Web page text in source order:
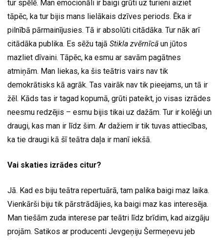
tur spēlē. Man emocionāli ir baigi grūti uz turieni aiziet
tāpēc, ka tur bijis mans lielākais dzīves periods. Ēka ir
pilnībā pārmainījusies. Tā ir absolūti citādāka. Tur nāk arī
citādāka publika. Es sēžu tajā Stikla zvērnīcā un jūtos
mazliet dīvaini. Tāpēc, ka esmu ar savām pagātnes
atmiņām. Man liekas, ka šis teātris vairs nav tik
demokrātisks kā agrāk. Tas vairāk nav tik pieejams, un tā ir
žēl. Kāds tas ir tagad kopumā, grūti pateikt, jo visas izrādes
neesmu redzējis – esmu bijis tikai uz dažām. Tur ir kolēģi un
draugi, kas man ir līdz šim. Ar dažiem ir tik tuvas attiecības,
ka tie draugi kā šī teātra daļa ir manī iekšā.
Vai skaties izrādes citur?
Jā. Kad es biju teātra repertuārā, tam palika baigi maz laika.
Vienkārši biju tik pārstrādājies, ka baigi maz kas interesēja.
Man tiešām zuda interese par teātri līdz brīdim, kad aizgāju
projām. Satikos ar producenti Jevgeņiju Šermeņevu jeb